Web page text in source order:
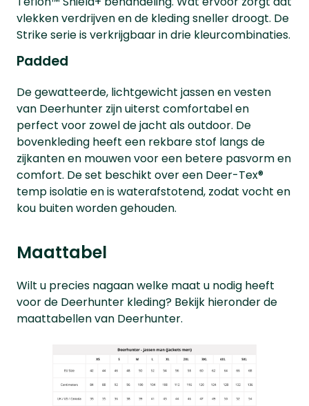
vlekken verdrijven en de kleding sneller droogt. De
Strike serie is verkrijgbaar in drie kleurcombinaties.
Padded
De gewatteerde, lichtgewicht jassen en vesten
van Deerhunter zijn uiterst comfortabel en
perfect voor zowel de jacht als outdoor. De
bovenkleding heeft een rekbare stof langs de
zijkanten en mouwen voor een betere pasvorm en
comfort. De set beschikt over een Deer-Tex®
temp isolatie en is waterafstotend, zodat vocht en
kou buiten worden gehouden.
Maattabel
Wilt u precies nagaan welke maat u nodig heeft
voor de Deerhunter kleding? Bekijk hieronder de
maattabellen van Deerhunter.